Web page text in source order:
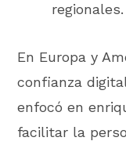
regionales.
En Europa y
confianza
enfocó en
facilitar la